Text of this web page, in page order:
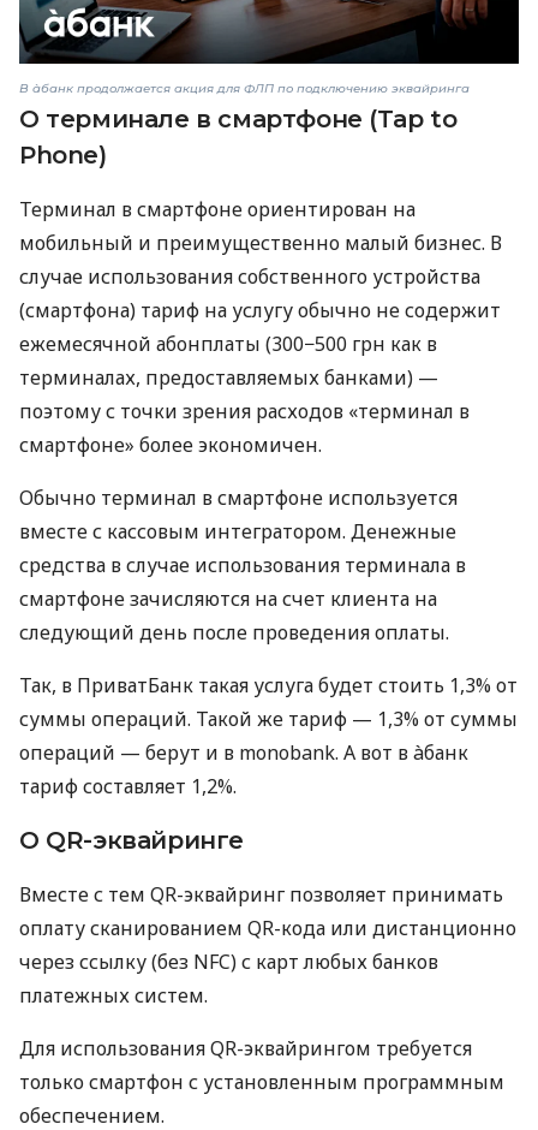
В àбанк продолжается акция для ФЛП по подключению эквайринга
О терминале в смартфоне (Tap to
Phone)
Терминал в смартфоне ориентирован на
мобильный и преимущественно малый бизнес. В
случае использования собственного устройства
(смартфона) тариф на услугу обычно не содержит
ежемесячной абонплаты (300−500 грн как в
терминалах, предоставляемых банками) —
поэтому с точки зрения расходов «терминал в
смартфоне» более экономичен.
Обычно терминал в смартфоне используется
вместе с кассовым интегратором. Денежные
средства в случае использования терминала в
смартфоне зачисляются на счет клиента на
следующий день после проведения оплаты.
Так, в ПриватБанк такая услуга будет стоить 1,3% от
суммы операций. Такой же тариф — 1,3% от суммы
операций — берут и в monobank. А вот в àбанк
тариф составляет 1,2%.
О QR-эквайринге
Вместе с тем QR-эквайринг позволяет принимать
оплату сканированием QR-кода или дистанционно
через ссылку (без NFC) с карт любых банков
платежных систем.
Для использования QR-эквайрингом требуется
только смартфон с установленным программным
обеспечением.